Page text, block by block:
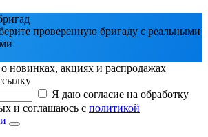
проверенную бригаду с реальными
новинках, акциях и распродажах
Я даю согласие на обработку
и соглашаюсь с политикой